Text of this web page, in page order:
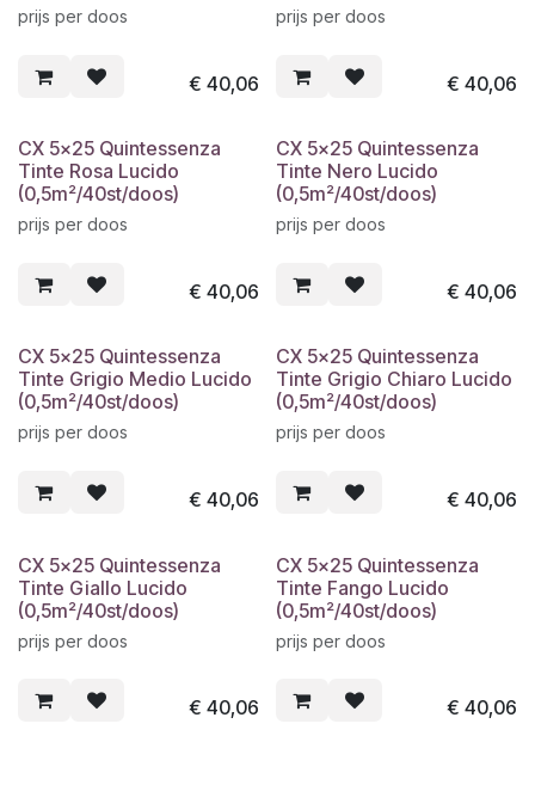
prijs per doos
€ 40,06
prijs per doos
€ 40,06
CX 5x25 Quintessenza
Tinte Rosa Lucido
(0,5m²/40st/doos)
prijs per doos
€ 40,06
CX 5x25 Quintessenza
Tinte Nero Lucido
(0,5m²/40st/doos)
prijs per doos
€ 40,06
CX 5x25 Quintessenza
Tinte Grigio Medio Lucido
(0,5m²/40st/doos)
prijs per doos
€ 40,06
CX 5x25 Quintessenza
Tinte Grigio Chiaro Lucido
(0,5m²/40st/doos)
prijs per doos
€ 40,06
CX 5x25 Quintessenza
Tinte Giallo Lucido
(0,5m²/40st/doos)
prijs per doos
€ 40,06
CX 5x25 Quintessenza
Tinte Fango Lucido
(0,5m²/40st/doos)
prijs per doos
€ 40,06